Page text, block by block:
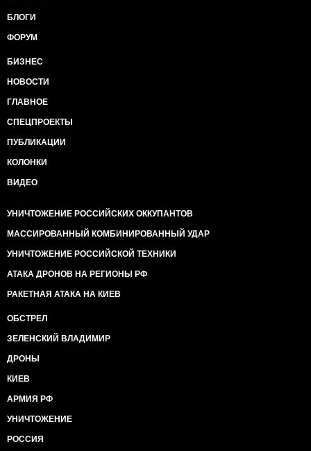
БЛОГИ
ФОРУМ
БИЗНЕС
НОВОСТИ
ГЛАВНОЕ
СПЕЦПРОЕКТЫ
ПУБЛИКАЦИИ
КОЛОНКИ
ВИДЕО
УНИЧТОЖЕНИЕ РОССИЙСКИХ ОККУПАНТОВ
МАССИРОВАННЫЙ КОМБИНИРОВАННЫЙ УДАР
УНИЧТОЖЕНИЕ РОССИЙСКОЙ ТЕХНИКИ
АТАКА ДРОНОВ НА РЕГИОНЫ РФ
РАКЕТНАЯ АТАКА НА КИЕВ
ОБСТРЕЛ
ЗЕЛЕНСКИЙ ВЛАДИМИР
ДРОНЫ
КИЕВ
АРМИЯ РФ
УНИЧТОЖЕНИЕ
РОССИЯ